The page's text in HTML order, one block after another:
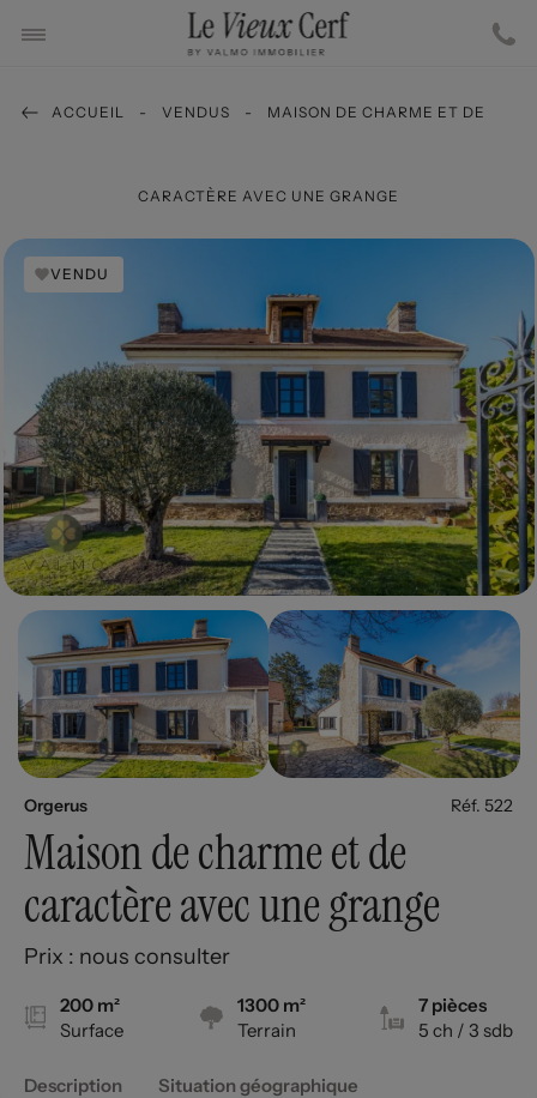
ACCUEIL VENDUS MAISON DE CHARME ET DE
CARACTÈRE AVEC UNE GRANGE
VENDU
Orgerus Réf. 522
Maison de charme et de
caractère avec une grange
Prix : nous consulter
200 m²
Surface
1300 m²
Terrain
7 pièces
5 ch / 3 sdb
Description Situation géographique